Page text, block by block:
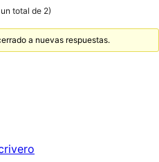
total de 2)
a nuevas respuestas.